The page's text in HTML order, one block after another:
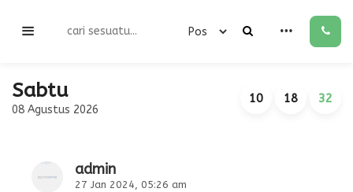
Sabtu
08 Agustus 2026
10 18 32
admin
27 Jan 2024, 05:26 am